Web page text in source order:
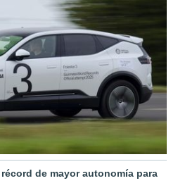
de mayor autonomía para